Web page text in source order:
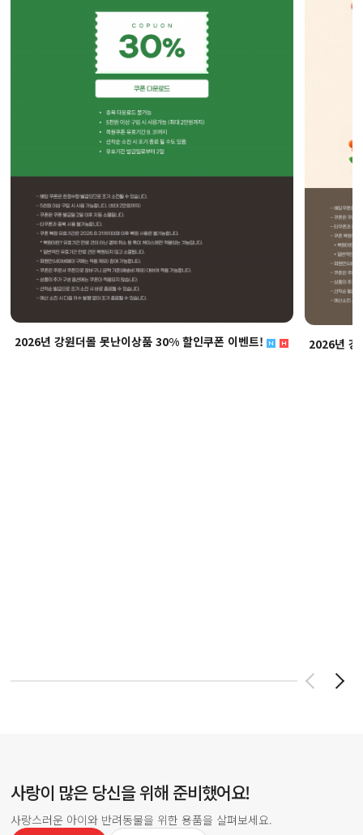
2026년 강원더몰 못난이상품 30% 할인쿠폰 이벤트! 2026년 강
사랑이 많은 당신을 위해 준비했어요!
사랑스러운 아이와 반려동물을 위한 용품을 살펴보세요.